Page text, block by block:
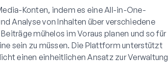
Konten, indem es eine All-in-One-
Analyse von Inhalten über verschiedene
mühelos im Voraus planen und so für
sein zu müssen. Die Plattform unterstützt
einen einheitlichen Ansatz zur Verwaltung